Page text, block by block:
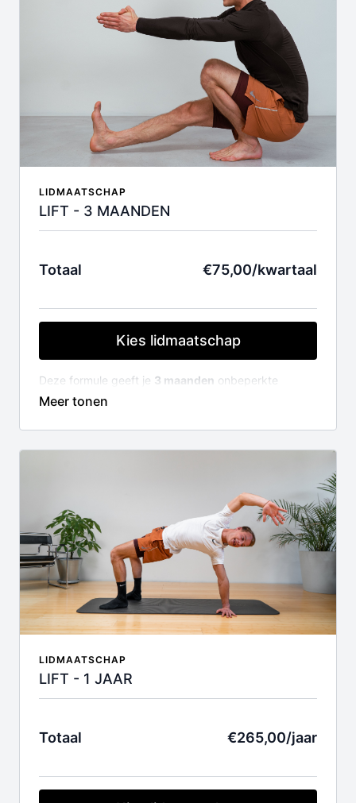
kan je kosteloos opzeggen.
LIDMAATSCHAP
LIFT - 3 MAANDEN
Totaal €75,00/kwartaal
Kies lidmaatschap
Deze formule geeft je 3 maanden onbeperkte
toegang tot de volledige LIFT videobibliotheek en
LIDMAATSCHAP
LIFT - 1 JAAR
Totaal €265,00/jaar